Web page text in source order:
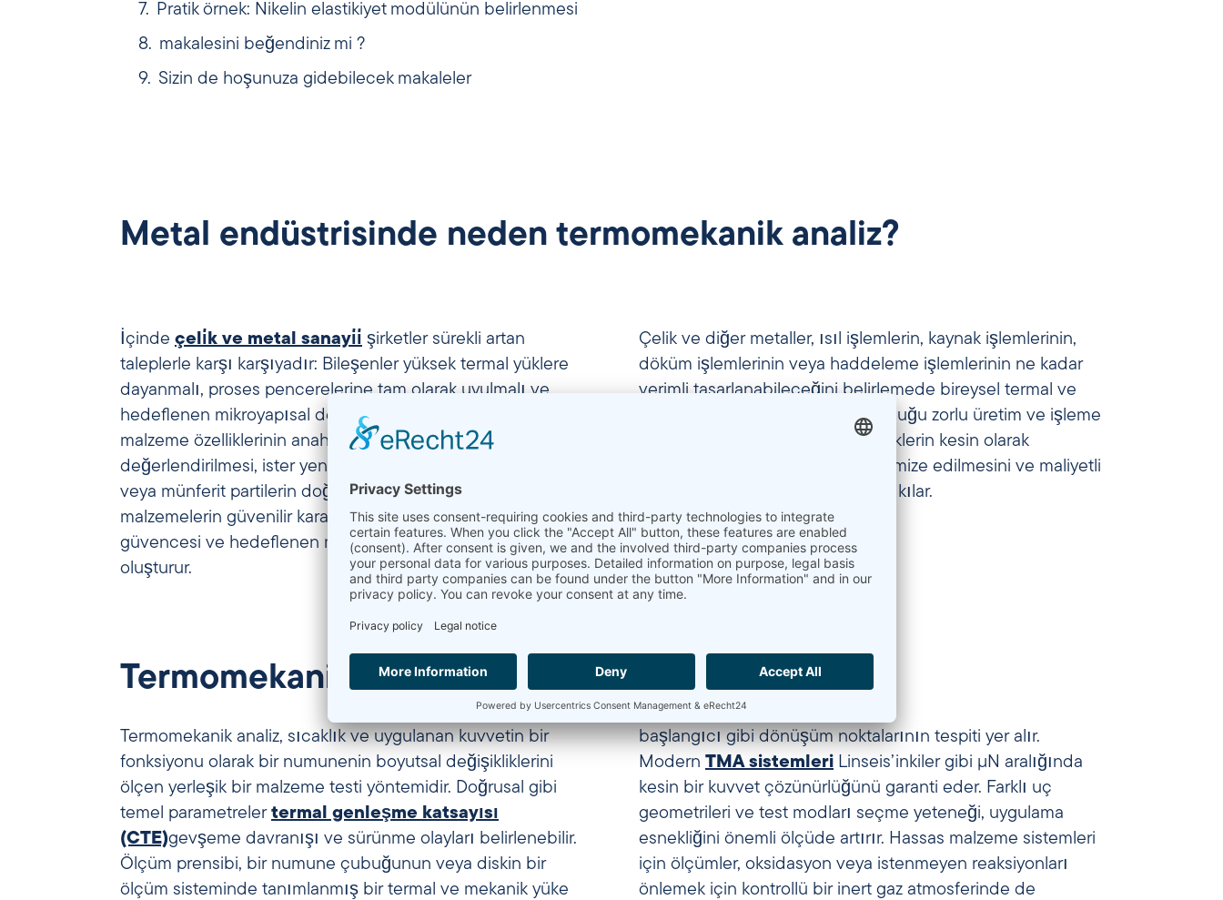
Pratik örnek: Nikelin elastikiyet modülünün belirlenmesi
makalesini beğendiniz mi ?
Sizin de hoşunuza gidebilecek makaleler
Metal endüstrisinde neden termomekanik analiz?
İçinde çeli̇k ve metal sanayi̇i̇ şirketler sürekli artan
taleplerle karşı karşıyadır: Bileşenler yüksek termal yüklere
dayanmalı, proses pencerelerine tam olarak uyulmalı ve
hedeflenen mikroyapısal değişiklikler genellikle iyileştirilmiş
malzeme özelliklerinin anahtarıdır. İster kaynak yapılarının
değerlendirilmesi, ister yenilikçi alaşımların geliştirilmesi
veya münferit partilerin doğrulanması olsun – metalik
malzemelerin güvenilir karakterizasyonu, sürdürülebilir kalite
güvencesi ve hedeflenen malzeme geliştirme için temel
oluşturur.
Çelik ve diğer metaller, ısıl işlemlerin, kaynak işlemlerinin,
döküm işlemlerinin veya haddeleme işlemlerinin ne kadar
verimli tasarlanabileceğini belirlemede bireysel termal ve
mekanik davranışın belirleyici olduğu zorlu üretim ve işleme
prosedürlerinden geçer. Bu özelliklerin kesin olarak
bilinmesi, üretim süreçlerinin optimize edilmesini ve maliyetli
ıskartaların önlenmesini mümkün kılar.
Termomekanik analiz (TMA) ne işe yarar?
Termomekanik analiz, sıcaklık ve uygulanan kuvvetin bir
fonksiyonu olarak bir numunenin boyutsal değişikliklerini
ölçen yerleşik bir malzeme testi yöntemidir. Doğrusal gibi
temel parametreler termal genleşme katsayısı
(CTE)gevşeme davranışı ve sürünme olayları belirlenebilir.
Ölçüm prensibi, bir numune çubuğunun veya diskin bir
ölçüm sisteminde tanımlanmış bir termal ve mekanik yüke
başlangıcı gibi dönüşüm noktalarının tespiti yer alır.
Modern TMA sistemleri Linseis’inkiler gibi µN aralığında
kesin bir kuvvet çözünürlüğünü garanti eder. Farklı uç
geometrileri ve test modları seçme yeteneği, uygulama
esnekliğini önemli ölçüde artırır. Hassas malzeme sistemleri
için ölçümler, oksidasyon veya istenmeyen reaksiyonları
önlemek için kontrollü bir inert gaz atmosferinde de